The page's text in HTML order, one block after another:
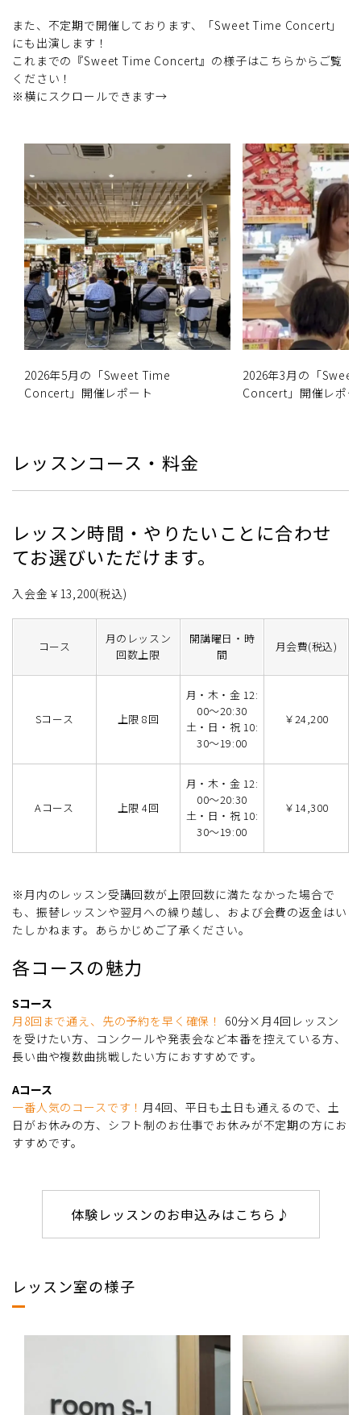
また、不定期で開催しております、「Sweet Time Concert」
にも出演します！
これまでの『Sweet Time Concert』の様子はこちらからご覧
ください！
※横にスクロールできます→
2026年5月の「Sweet Time
Concert」開催レポート
2026年3月の「
Concert」開催レポ
レッスンコース・料金
レッスン時間・やりたいことに合わせ
てお選びいただけます。
入会金￥13,200(税込)
コース
月のレッスン
回数上限
開講曜日・時
間
月会費(税込)
Sコース 上限 8回
月・木・金 12:
00～20:30
土・日・祝 10:
30～19:00
￥24,200
Aコース 上限 4回
月・木・金 12:
00～20:30
土・日・祝 10:
30～19:00
￥14,300
※月内のレッスン受講回数が上限回数に満たなかった場合で
も、振替レッスンや翌月への繰り越し、および会費の返金はい
たしかねます。あらかじめご了承ください。
各コースの魅力
Sコース
月8回まで通え、先の予約を早く確保！ 60分×月4回レッスン
を受けたい方、コンクールや発表会など本番を控えている方、
長い曲や複数曲挑戦したい方におすすめです。
Aコース
一番人気のコースです！ 月4回、平日も土日も通えるので、土
日がお休みの方、シフト制のお仕事でお休みが不定期の方にお
すすめです。
体験レッスンのお申込みはこちら♪
レッスン室の様子